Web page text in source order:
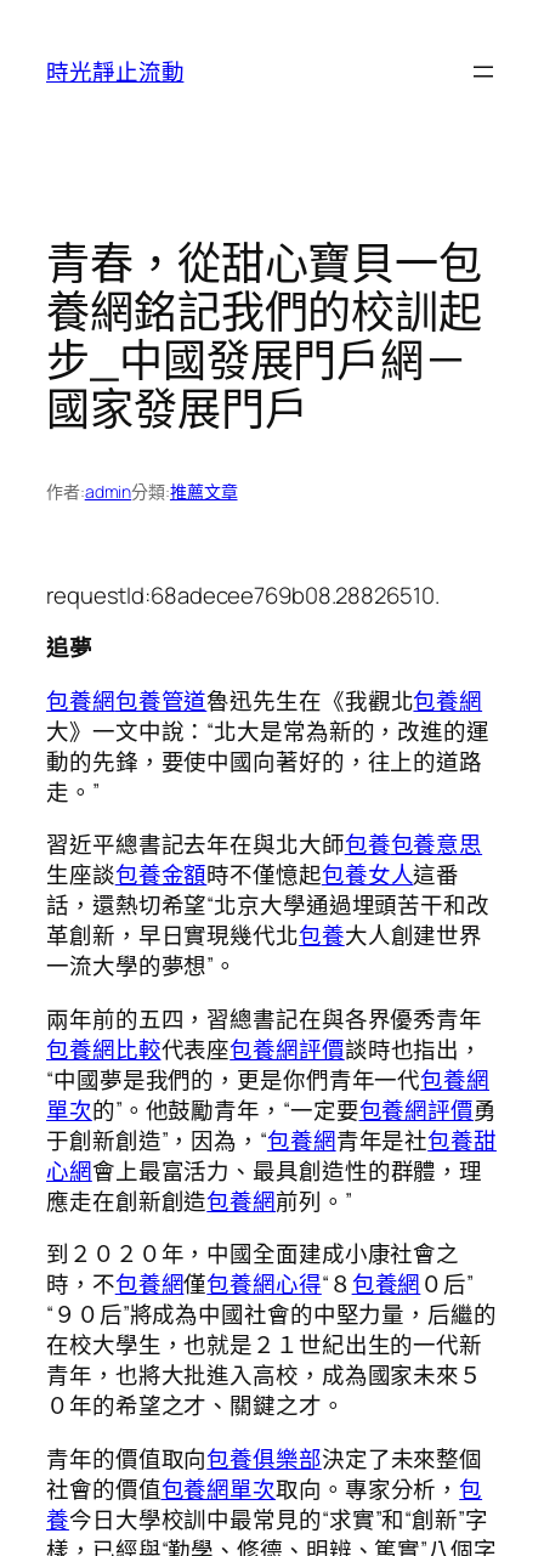
時光靜止流動
青春，從甜心寶貝一包
養網銘記我們的校訓起
步_中國發展門戶網－
國家發展門戶
作者:admin分類:推薦文章
requestId:68adecee769b08.28826510.
追夢
包養網包養管道魯迅先生在《我觀北包養網
大》一文中說：“北大是常為新的，改進的運
動的先鋒，要使中國向著好的，往上的道路
走。”
習近平總書記去年在與北大師包養包養意思
生座談包養金額時不僅憶起包養女人這番
話，還熱切希望“北京大學通過埋頭苦干和改
革創新，早日實現幾代北包養大人創建世界
一流大學的夢想”。
兩年前的五四，習總書記在與各界優秀青年
包養網比較代表座包養網評價談時也指出，
“中國夢是我們的，更是你們青年一代包養網
單次的”。他鼓勵青年，“一定要包養網評價勇
于創新創造”，因為，“包養網青年是社包養甜
心網會上最富活力、最具創造性的群體，理
應走在創新創造包養網前列。”
到２０２０年，中國全面建成小康社會之
時，不包養網僅包養網心得“８包養網０后”
“９０后”將成為中國社會的中堅力量，后繼的
在校大學生，也就是２１世紀出生的一代新
青年，也將大批進入高校，成為國家未來５
０年的希望之才、關鍵之才。
青年的價值取向包養俱樂部決定了未來整個
社會的價值包養網單次取向。專家分析，包
養今日大學校訓中最常見的“求實”和“創新”字